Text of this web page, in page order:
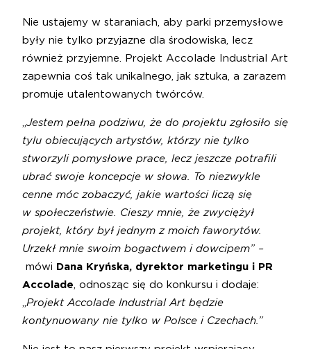
Nie ustajemy w staraniach, aby parki przemysłowe
były nie tylko przyjazne dla środowiska, lecz
również przyjemne. Projekt Accolade Industrial Art
zapewnia coś tak unikalnego, jak sztuka, a zarazem
promuje utalentowanych twórców.
Jestem pełna podziwu, że do projektu zgłosiło się
tylu obiecujących artystów, którzy nie tylko
stworzyli pomysłowe prace, lecz jeszcze potrafili
ubrać swoje koncepcje w słowa. To niezwykle
cenne móc zobaczyć, jakie wartości liczą się
w społeczeństwie. Cieszy mnie, że zwyciężył
projekt, który był jednym z moich faworytów.
Urzekł mnie swoim bogactwem i dowcipem” –
mówi Dana Kryńska, dyrektor marketingu i PR
Accolade , odnosząc się do konkursu i dodaje:
Projekt Accolade Industrial Art będzie
kontynuowany nie tylko w Polsce i Czechach.”